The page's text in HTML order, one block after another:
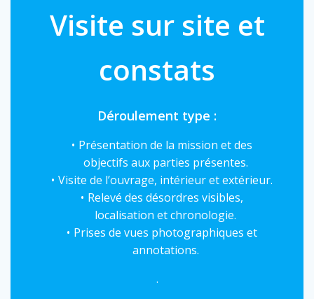
Visite sur site et
constats
Déroulement type :
Présentation de la mission et des
objectifs aux parties présentes.
Visite de l’ouvrage, intérieur et extérieur.
Relevé des désordres visibles,
localisation et chronologie.
Prises de vues photographiques et
annotations.
.